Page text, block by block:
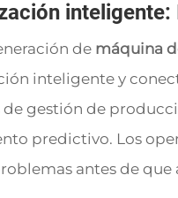
inteligente:
de máquina
inteligente y
de gestión de
predictivo. Los
antes de que